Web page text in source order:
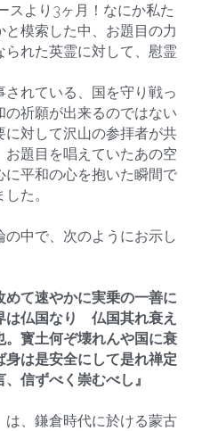
スより3ヶ月！なにか私た
模索した中、お題目の力
れた英霊に対して、慰霊
されている、国を守り戦っ
祈願が出来るのではない
対して沢山の参拝者が共
題目を唱えていたあの空
に平和の心を抱いた瞬間で
た。
中で、次のようにお示し
めて速やかに実乗の一善に
仏国なり　仏国其れ衰え
。寳土何ぞ壊れんや国に衰
は是安全にして是れ禅定
信ずべく崇むべし』
は、鎌倉時代に於ける蒙古